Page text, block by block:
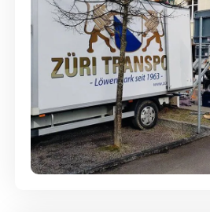
Entsorgung & Räumung